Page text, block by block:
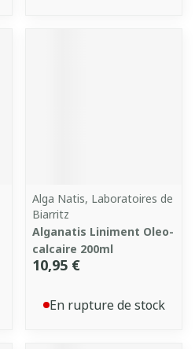
Alga Natis, Laboratoires de
Biarritz
Alganatis Liniment Oleo-
calcaire 200ml
10,95 €
En rupture de stock